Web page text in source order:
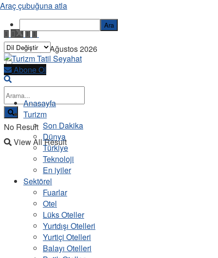
Cumartesi, 8 Ağustos 2026
No Result
View All Result
Abone Ol
Anasayfa
Turizm
Son Dakika
Dünya
Türkiye
Teknoloji
En iyiler
Sektörel
Fuarlar
Otel
Lüks Oteller
Yurtdışı Otelleri
Yurtiçi Otelleri
Balayı Otelleri
Araç çubuğuna atla
Ara